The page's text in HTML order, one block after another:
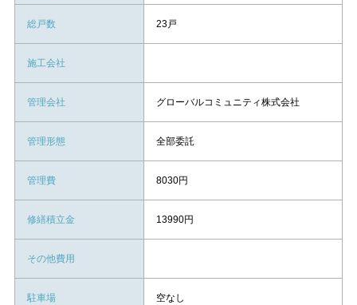
総戸数 23戸
施工会社
管理会社 グローバルコミュニティ株式会社
管理形態 全部委託
管理費 8030円
修繕積立金 13990円
その他費用
駐車場 空なし